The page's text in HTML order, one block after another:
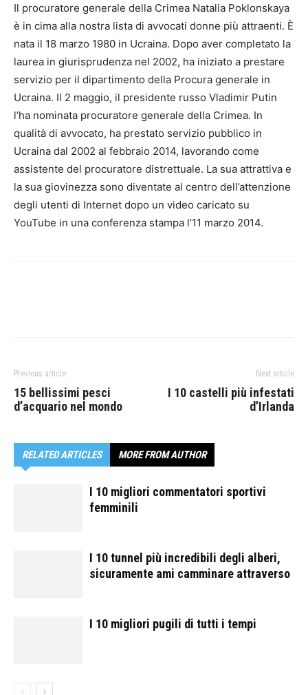
Il procuratore generale della Crimea Natalia Poklonskaya
è in cima alla nostra lista di avvocati donne più attraenti. È
nata il 18 marzo 1980 in Ucraina. Dopo aver completato la
laurea in giurisprudenza nel 2002, ha iniziato a prestare
servizio per il dipartimento della Procura generale in
Ucraina. Il 2 maggio, il presidente russo Vladimir Putin
l’ha nominata procuratore generale della Crimea. In
qualità di avvocato, ha prestato servizio pubblico in
Ucraina dal 2002 al febbraio 2014, lavorando come
assistente del procuratore distrettuale. La sua attrattiva e
la sua giovinezza sono diventate al centro dell’attenzione
degli utenti di Internet dopo un video caricato su
YouTube in una conferenza stampa l’11 marzo 2014.
Previous article
15 bellissimi pesci
d’acquario nel mondo
Next article
I 10 castelli più infestati
d’Irlanda
RELATED ARTICLES MORE FROM AUTHOR
I 10 migliori commentatori sportivi
femminili
I 10 tunnel più incredibili degli alberi,
sicuramente ami camminare attraverso
I 10 migliori pugili di tutti i tempi